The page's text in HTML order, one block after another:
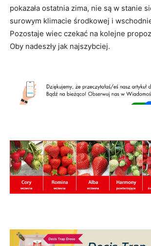
pokazała ostatnia zima, nie są w stanie
surowym klimacie środkowej i
Pozostaje wiec czekać na kolejne
Oby nadeszły jak najszybciej.